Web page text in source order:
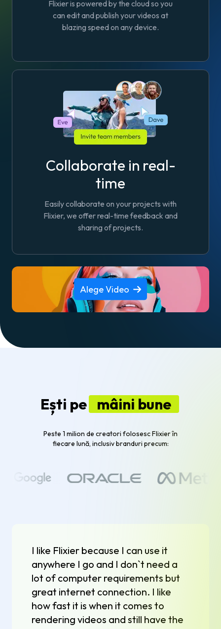
Flixier is powered by the cloud so you
can edit and publish your videos at
blazing speed on any device.
Collaborate in real-
time
Easily collaborate on your projects with
Flixier, we offer real-time feedback and
sharing of projects.
Alege Video
Ești pe mâini bune
Peste 1 milion de creatori folosesc Flixier în
fiecare lună, inclusiv branduri precum:
I like Flixier because I can use it
anywhere I go and I don`t need a
lot of computer requirements but
great internet connection. I like
how fast it is when it comes to
rendering videos and still have the